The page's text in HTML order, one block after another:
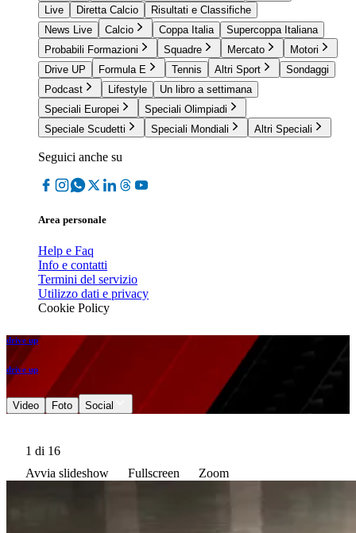
Live
Diretta Calcio
Risultati e Classifiche
News Live
Calcio Coppa Italia
Supercoppa Italiana
Probabili Formazioni
Squadre Mercato
Motori
Drive UP
Formula E Tennis Altri Sport
Sondaggi
Podcast
Lifestyle
Un libro a settimana
Speciali Europei
Speciali Olimpiadi
Speciale Scudetti
Speciali Mondiali Altri Speciali
Seguici anche su
Area personale
Help e Faq
Info e contatti
Termini del servizio
Utilizzo dati e privacy
Cookie Policy
drive up
drive up
Video Foto Social
1 di 16
Avvia slideshow
Fullscreen Zoom